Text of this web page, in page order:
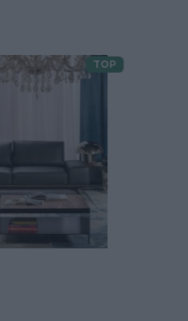
TOP
Doprava zdarma
Goya s